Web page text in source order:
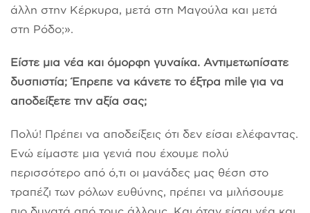
άλλη στην Κέρκυρα, μετά στη Μαγούλα και μετά
στη Ρόδο;».
Είστε μια νέα και όμορφη γυναίκα. Αντιμετωπίσατε
δυσπιστία; Έπρεπε να κάνετε το έξτρα mile για να
αποδείξετε την αξία σας;
Πολύ! Πρέπει να αποδείξεις ότι δεν είσαι ελέφαντας.
Ενώ είμαστε μια γενιά που έχουμε πολύ
περισσότερο από ό,τι οι μανάδες μας θέση στο
τραπέζι των ρόλων ευθύνης, πρέπει να μιλήσουμε